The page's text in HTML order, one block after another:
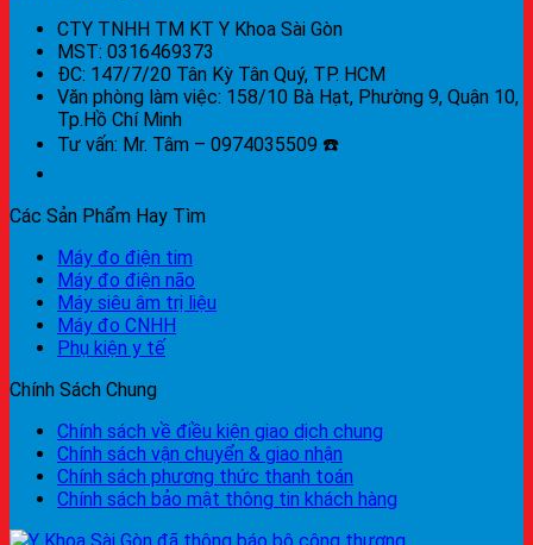
CTY TNHH TM KT Y Khoa Sài Gòn
MST: 0316469373
ĐC: 147/7/20 Tân Kỳ Tân Quý, TP. HCM
Văn phòng làm việc: 158/10 Bà Hạt, Phường 9, Quận 10,
Tp.Hồ Chí Minh
Tư vấn: Mr. Tâm – 0974035509 ☎️
Các Sản Phẩm Hay Tìm
Máy đo điện tim
Máy đo điện não
Máy siêu âm trị liệu
Máy đo CNHH
Phụ kiện y tế
Chính Sách Chung
Chính sách về điều kiện giao dịch chung
Chính sách vận chuyển & giao nhận
Chính sách phương thức thanh toán
Chính sách bảo mật thông tin khách hàng